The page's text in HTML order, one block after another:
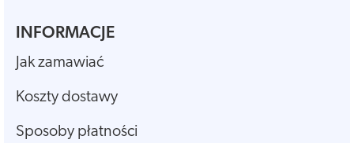
INFORMACJE
Jak zamawiać
Koszty dostawy
Sposoby płatności